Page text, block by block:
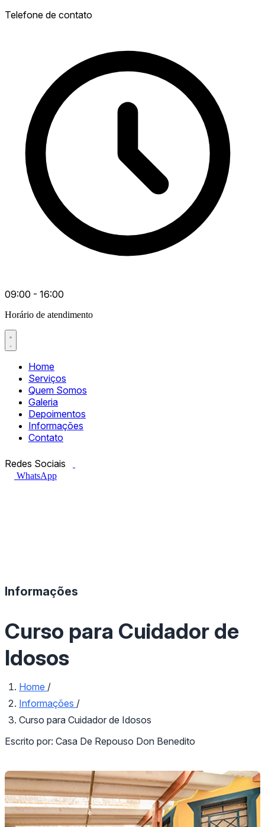
Telefone de contato
09:00 - 16:00
Horário de atendimento
Home
Serviços
Quem Somos
Galeria
Depoimentos
Informações
Contato
Redes Sociais
WhatsApp
Informações
Curso para Cuidador de
Idosos
Home /
Informações /
Curso para Cuidador de Idosos
Escrito por: Casa De Repouso Don Benedito